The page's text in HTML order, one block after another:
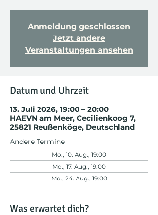
Anmeldung geschlossen
Jetzt andere
Veranstaltungen ansehen
Datum und Uhrzeit
13. Juli 2026, 19:00 – 20:00
HAEVN am Meer, Cecilienkoog 7,
25821 Reußenköge, Deutschland
Andere Termine
Mo., 10. Aug., 19:00
Mo., 17. Aug., 19:00
Mo., 24. Aug., 19:00
Was erwartet dich?